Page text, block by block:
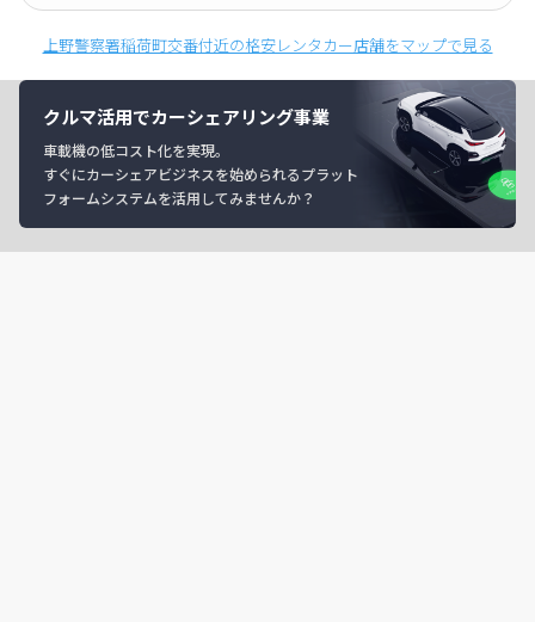
上野警察署稲荷町交番付近の格安レンタカー店舗をマップで見る
クルマ活用でカーシェアリング事業
車載機の低コスト化を実現。
すぐにカーシェアビジネスを始められるプラット
フォームシステムを活用してみませんか？